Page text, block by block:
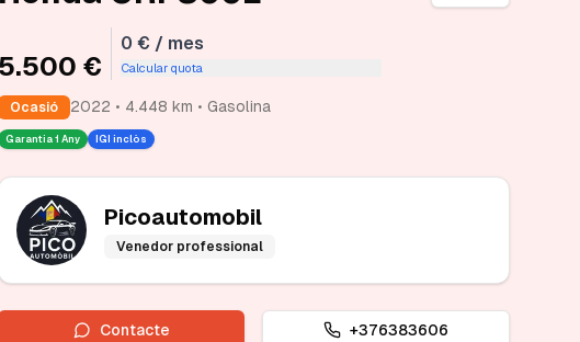
5.500 €
0 € / mes
Calcular quota
Ocasió 2022 • 4.448 km • Gasolina
Garantia 1 Any IGI inclòs
Picoautomobil
Venedor professional
Contacte +376383606